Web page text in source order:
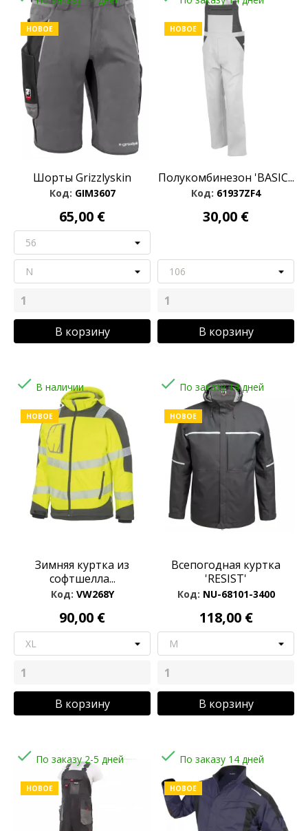
НОВОЕ
Шорты Grizzlyskin
Код: GIM3607
65,00 €
В корзину
НОВОЕ
Полукомбинезон 'BASIC...
Код: 61937ZF4
30,00 €
В корзину
 В наличии
НОВОЕ
Зимняя куртка из
софтшелла...
Код: VW268Y
90,00 €
В корзину
 По заказу 14 дней
НОВОЕ
Всепогодная куртка
'RESIST'
Код: NU-68101-3400
118,00 €
В корзину
 По заказу 2-5 дней
НОВОЕ
 По заказу 14 дней
НОВОЕ